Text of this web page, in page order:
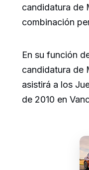
candidatura de
combinación
En su función
candidatura de
asistirá a los
de 2010 en